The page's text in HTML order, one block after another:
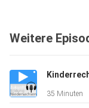
zurück – und nach
Fortbildung
denn je?
Weitere
35 Minuten